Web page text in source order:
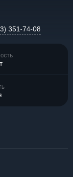
351-74-08